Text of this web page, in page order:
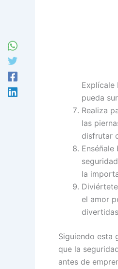
Explícale
pueda
Realiza
las
disfrutar
la
el amor
Siguiendo esta
que la
antes de